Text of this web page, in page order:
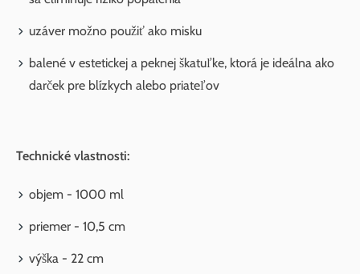
uzáver možno použiť ako misku
balené v estetickej a peknej škatuľke, ktorá je ideálna ako
darček pre blízkych alebo priateľov
Technické vlastnosti:
objem - 1000 ml
priemer - 10,5 cm
výška - 22 cm